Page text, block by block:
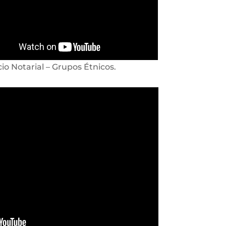
Notarial – Grupos Étnicos.